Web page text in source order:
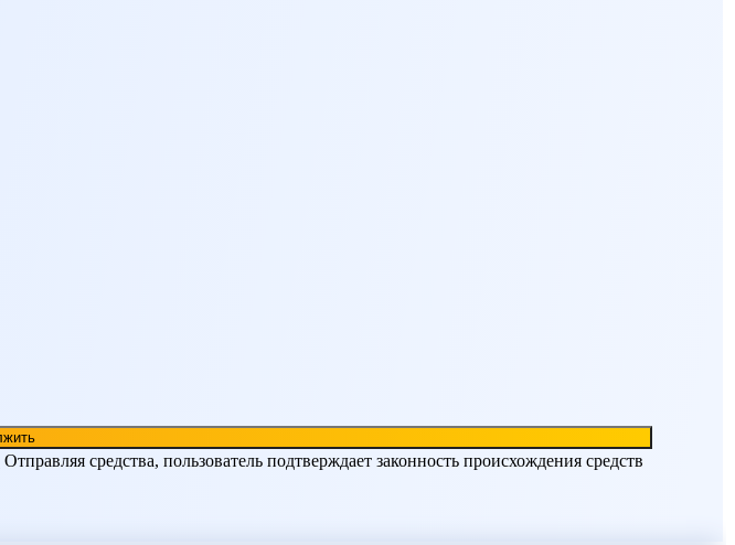
Отправляя средства, пользователь подтверждает законность происхождения средств